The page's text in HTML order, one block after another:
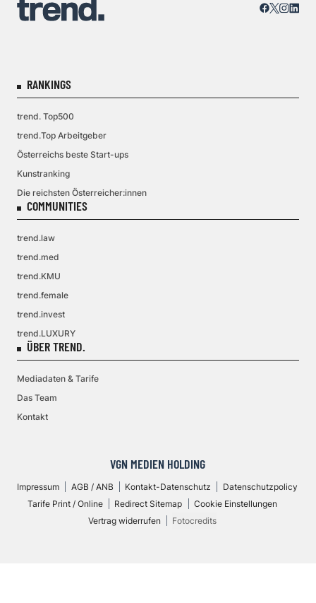
RANKINGS
trend. Top500
trend.Top Arbeitgeber
Österreichs beste Start-ups
Kunstranking
Die reichsten Österreicher:innen
COMMUNITIES
trend.law
trend.med
trend.KMU
trend.female
trend.invest
trend.LUXURY
ÜBER TREND.
Mediadaten & Tarife
Das Team
Kontakt
VGN MEDIEN HOLDING
Impressum AGB / ANB Kontakt-Datenschutz
Datenschutzpolicy
Tarife Print / Online
Redirect Sitemap
Cookie Einstellungen
Vertrag widerrufen
Fotocredits